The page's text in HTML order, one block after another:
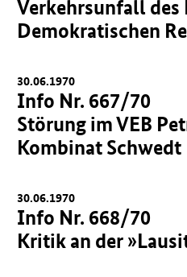
Verkehrsunfall des
Demokratischen
30.06.1970
Info Nr. 667/70
Störung im VEB
Kombinat Schwedt
30.06.1970
Info Nr. 668/70
Kritik an der